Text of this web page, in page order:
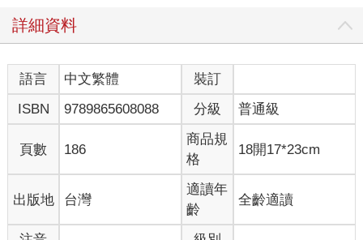
個世界的起源與生成，並在諸神最高王權的保障之下，世界的秩
序得以穩固。詩人的這個嘗試是一種試圖以「理性的一致性」所
詳細資料
語言 中文繁體
裝訂
ISBN
9789865608088 分級 普通級
頁數 186
商品規
格
18開17*23cm
出版地 台灣
適讀年
齡
全齡適讀